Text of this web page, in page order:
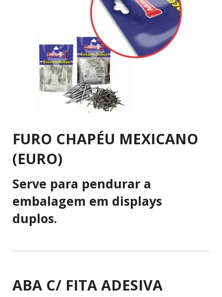
FURO CHAPÉU MEXICANO
(EURO)
Serve para pendurar a
embalagem em displays
duplos.
ABA C/ FITA ADESIVA